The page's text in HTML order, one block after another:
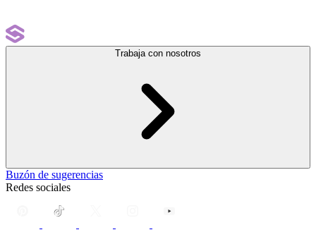
Trabaja con nosotros
Buzón de sugerencias
Redes sociales